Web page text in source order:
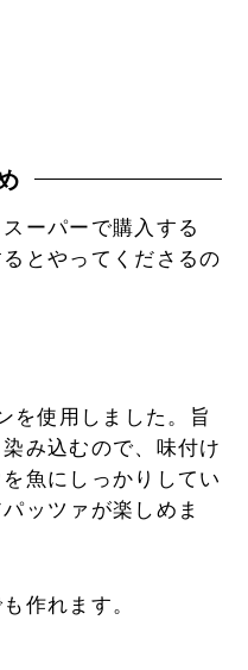
ーパーで購入する
とやってくださるの
を使用しました。旨
み込むので、味付け
魚にしっかりしてい
ッツァが楽しめま
作れます。